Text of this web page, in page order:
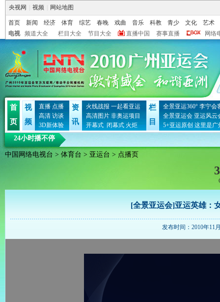
央视网 视频 网站地图
首页 新闻 经济 体育 综艺 春晚 戏曲 音乐 科教 青少 文化
艺术
电视
频道大全 栏目大全 节目大全 直播中国 赛事直播 网络
首
页
视
频
直播 点播
高清 访谈
3D新体验
资
讯
火线战报 一起看亚运
高清图片 非奥运项目
开幕式 闭幕式 火炬
栏
目
全景亚运360° 李宁会
全景亚运会 亚运风云
5+亚运原创 这里是广
24小时播不停
中国网络电视台 > 体育台 > 亚运台 > 点播页
[全景亚运会]亚运英雄：
发布时间：2010年11